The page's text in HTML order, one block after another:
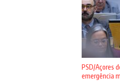
PSD/Açores
emergência